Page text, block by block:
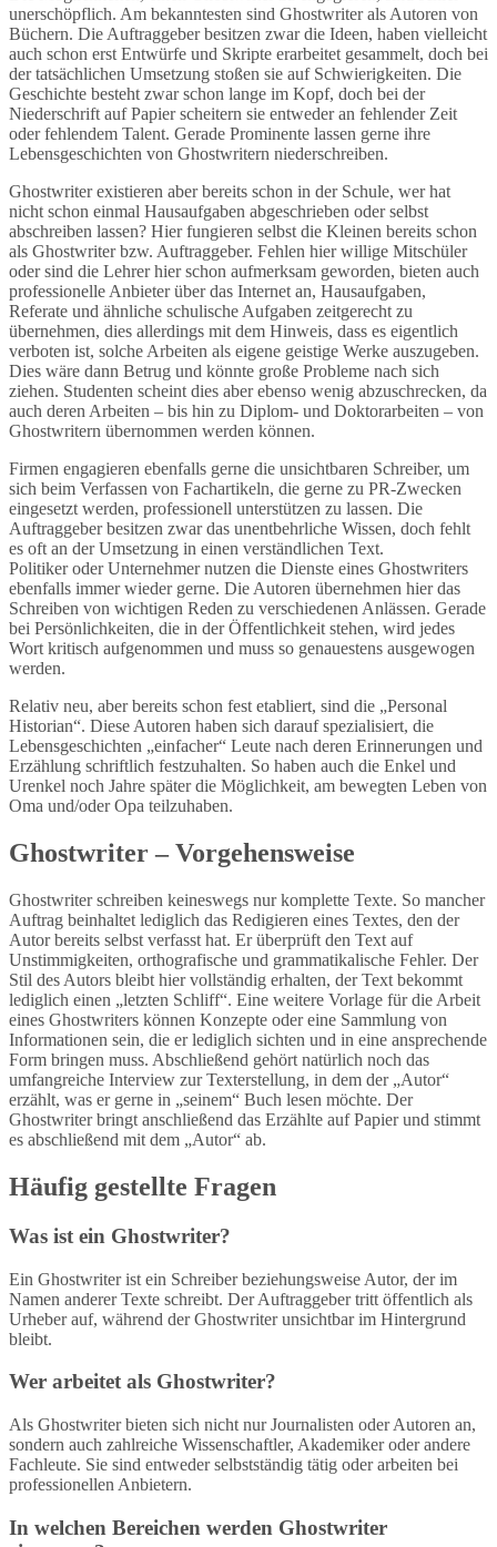
unerschöpflich. Am bekanntesten sind Ghostwriter als Autoren von
Büchern. Die Auftraggeber besitzen zwar die Ideen, haben vielleicht
auch schon erst Entwürfe und Skripte erarbeitet gesammelt, doch bei
der tatsächlichen Umsetzung stoßen sie auf Schwierigkeiten. Die
Geschichte besteht zwar schon lange im Kopf, doch bei der
Niederschrift auf Papier scheitern sie entweder an fehlender Zeit
oder fehlendem Talent. Gerade Prominente lassen gerne ihre
Lebensgeschichten von Ghostwritern niederschreiben.
Ghostwriter existieren aber bereits schon in der Schule, wer hat
nicht schon einmal Hausaufgaben abgeschrieben oder selbst
abschreiben lassen? Hier fungieren selbst die Kleinen bereits schon
als Ghostwriter bzw. Auftraggeber. Fehlen hier willige Mitschüler
oder sind die Lehrer hier schon aufmerksam geworden, bieten auch
professionelle Anbieter über das Internet an, Hausaufgaben,
Referate und ähnliche schulische Aufgaben zeitgerecht zu
übernehmen, dies allerdings mit dem Hinweis, dass es eigentlich
verboten ist, solche Arbeiten als eigene geistige Werke auszugeben.
Dies wäre dann Betrug und könnte große Probleme nach sich
ziehen. Studenten scheint dies aber ebenso wenig abzuschrecken, da
auch deren Arbeiten – bis hin zu Diplom- und Doktorarbeiten – von
Ghostwritern übernommen werden können.
Firmen engagieren ebenfalls gerne die unsichtbaren Schreiber, um
sich beim Verfassen von Fachartikeln, die gerne zu PR-Zwecken
eingesetzt werden, professionell unterstützen zu lassen. Die
Auftraggeber besitzen zwar das unentbehrliche Wissen, doch fehlt
es oft an der Umsetzung in einen verständlichen Text.
Politiker oder Unternehmer nutzen die Dienste eines Ghostwriters
ebenfalls immer wieder gerne. Die Autoren übernehmen hier das
Schreiben von wichtigen Reden zu verschiedenen Anlässen. Gerade
bei Persönlichkeiten, die in der Öffentlichkeit stehen, wird jedes
Wort kritisch aufgenommen und muss so genauestens ausgewogen
werden.
Relativ neu, aber bereits schon fest etabliert, sind die „Personal
Historian“. Diese Autoren haben sich darauf spezialisiert, die
Lebensgeschichten „einfacher“ Leute nach deren Erinnerungen und
Erzählung schriftlich festzuhalten. So haben auch die Enkel und
Urenkel noch Jahre später die Möglichkeit, am bewegten Leben von
Oma und/oder Opa teilzuhaben.
Ghostwriter – Vorgehensweise
Ghostwriter schreiben keineswegs nur komplette Texte. So mancher
Auftrag beinhaltet lediglich das Redigieren eines Textes, den der
Autor bereits selbst verfasst hat. Er überprüft den Text auf
Unstimmigkeiten, orthografische und grammatikalische Fehler. Der
Stil des Autors bleibt hier vollständig erhalten, der Text bekommt
lediglich einen „letzten Schliff“. Eine weitere Vorlage für die Arbeit
eines Ghostwriters können Konzepte oder eine Sammlung von
Informationen sein, die er lediglich sichten und in eine ansprechende
Form bringen muss. Abschließend gehört natürlich noch das
umfangreiche Interview zur Texterstellung, in dem der „Autor“
erzählt, was er gerne in „seinem“ Buch lesen möchte. Der
Ghostwriter bringt anschließend das Erzählte auf Papier und stimmt
es abschließend mit dem „Autor“ ab.
Häufig gestellte Fragen
Was ist ein Ghostwriter?
Ein Ghostwriter ist ein Schreiber beziehungsweise Autor, der im
Namen anderer Texte schreibt. Der Auftraggeber tritt öffentlich als
Urheber auf, während der Ghostwriter unsichtbar im Hintergrund
bleibt.
Wer arbeitet als Ghostwriter?
Als Ghostwriter bieten sich nicht nur Journalisten oder Autoren an,
sondern auch zahlreiche Wissenschaftler, Akademiker oder andere
Fachleute. Sie sind entweder selbstständig tätig oder arbeiten bei
professionellen Anbietern.
In welchen Bereichen werden Ghostwriter